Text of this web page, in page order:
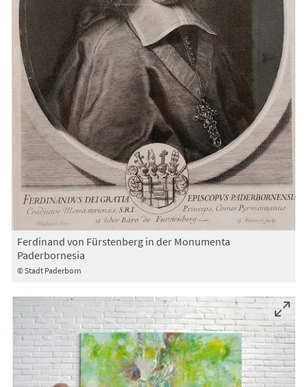
© Stadt Paderborn
Ferdinand von Fürstenberg in der Monumenta
Paderbornesia